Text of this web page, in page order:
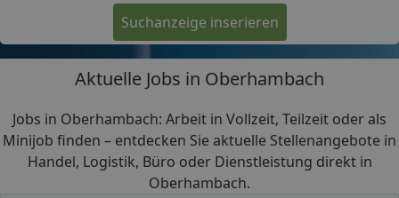
Suchanzeige inserieren
Aktuelle Jobs in Oberhambach
Jobs in Oberhambach: Arbeit in Vollzeit, Teilzeit oder als
Minijob finden – entdecken Sie aktuelle Stellenangebote in
Handel, Logistik, Büro oder Dienstleistung direkt in
Oberhambach.